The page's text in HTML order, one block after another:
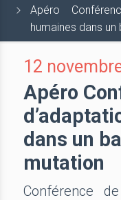
Apéro
humaines dans
12
Apéro
dans un
mutation
Conférence